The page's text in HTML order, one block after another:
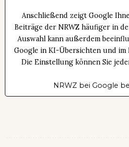
Anschließend zeigt Google
Beiträge der NRWZ häufiger in
Auswahl kann außerdem
Google in KI-Übersichten und
Die Einstellung können Sie
NRWZ bei Google